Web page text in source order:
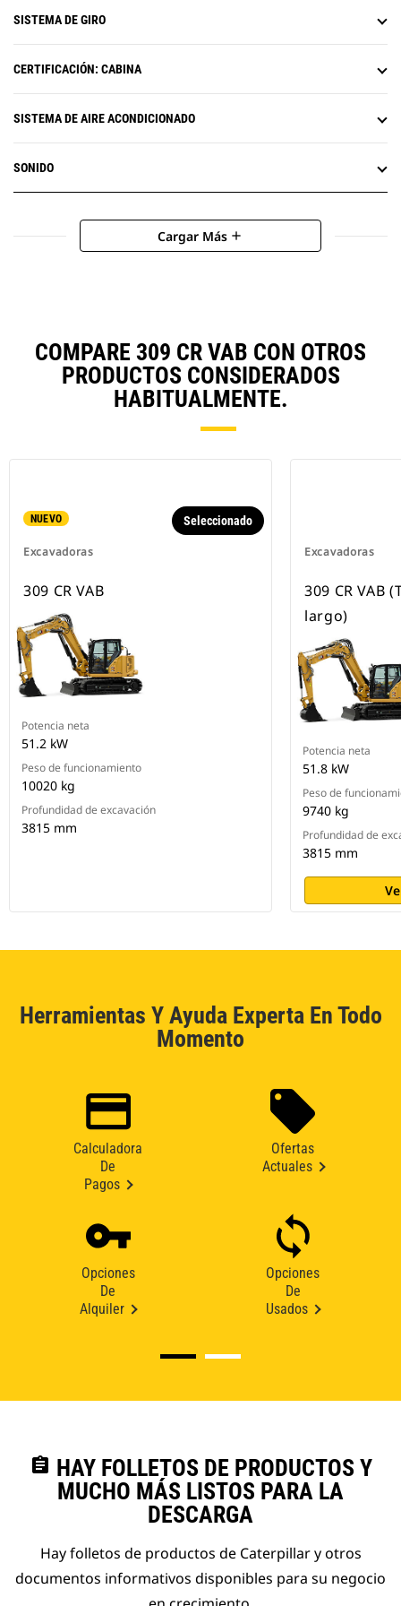
SISTEMA DE GIRO
CERTIFICACIÓN: CABINA
SISTEMA DE AIRE ACONDICIONADO
SONIDO
Cargar Más add
COMPARE 309 CR VAB CON OTROS
PRODUCTOS CONSIDERADOS
HABITUALMENTE.
NUEVO
Excavadoras
Seleccionado
309 CR VAB
Potencia neta
51.2 kW
Peso de funcionamiento
10020 kg
Profundidad de excavación
3815 mm
Excavadoras
309 CR VAB
largo)
Potencia neta
51.8 kW
Peso de
9740 kg
Profundidad de
3815 mm
Herramientas Y Ayuda Experta En Todo
Momento
Calculadora
De
Pagos
Ofertas
Actuales
Opciones
De
Alquiler
Opciones
De
Usados
assignment HAY FOLLETOS DE PRODUCTOS Y
MUCHO MÁS LISTOS PARA LA
DESCARGA
Hay folletos de productos de Caterpillar y otros
documentos informativos disponibles para su negocio